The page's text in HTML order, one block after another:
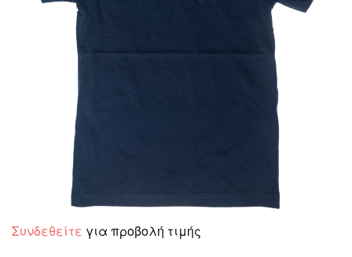
Συνδεθείτε για προβολή τιμής